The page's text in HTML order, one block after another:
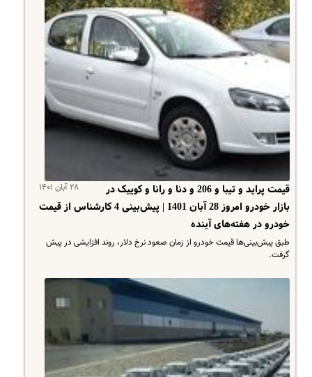
۲۸ آبان ۱۴۰۱
قیمت پراید و تیبا و 206 و دنا و رانا و کوییک در
بازار خودرو امروز 28 آبان 1401 | پیش‌بینی 4 کارشناس از قیمت
خودرو در هفته‌های آینده
طبق پیش‌بینی‌ها قیمت خودرو از زمان صعود نرخ دلار، روند افزایشی در پیش
گرفت.